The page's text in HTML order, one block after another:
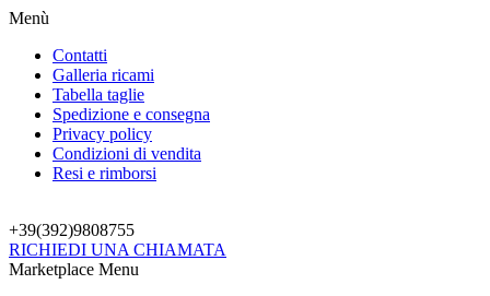
Menù
Contatti
Galleria ricami
Tabella taglie
Spedizione e consegna
Privacy policy
Condizioni di vendita
Resi e rimborsi
+39(392)9808755
RICHIEDI UNA CHIAMATA
Marketplace Menu